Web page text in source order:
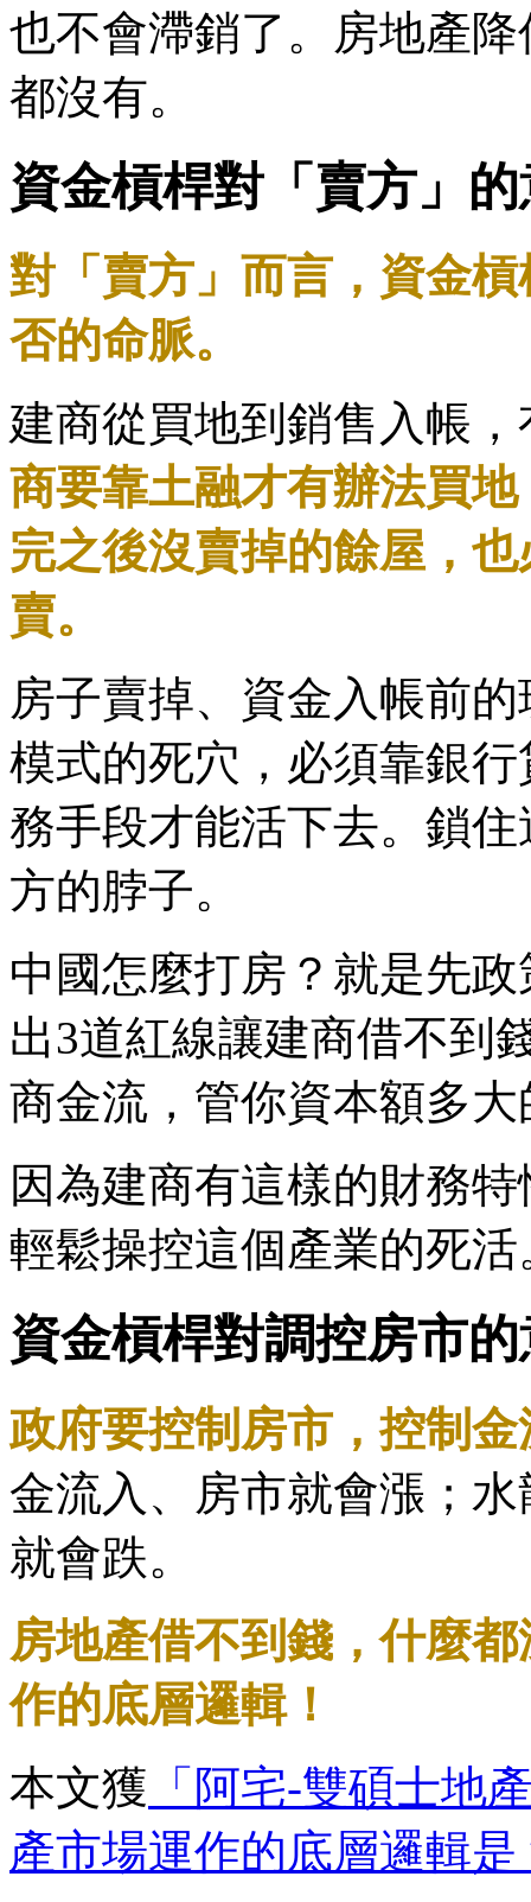
也不會滯銷了。房地產
都沒有。
資金槓桿對「賣方」
對「賣方」而言，資金
否的命脈。
建商從買地到銷售入帳
商要靠土融才有辦法買
完之後沒賣掉的餘屋，
賣。
房子賣掉、資金入帳前
模式的死穴，必須靠銀
務手段才能活下去。鎖
方的脖子。
中國怎麼打房？就是先
出3道紅線讓建商借不到
商金流，管你資本額多
因為建商有這樣的財務
輕鬆操控這個產業的死活
資金槓桿對調控房市
政府要控制房市，控制
金流入、房市就會漲；
就會跌。
房地產借不到錢，什麼
作的底層邏輯！
本文獲 「阿宅-雙碩士地
產市場運作的底層邏輯是